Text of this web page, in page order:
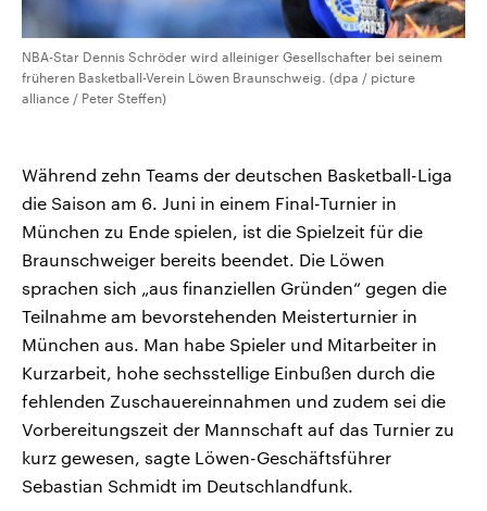
NBA-Star Dennis Schröder wird alleiniger Gesellschafter bei seinem
früheren Basketball-Verein Löwen Braunschweig. (dpa / picture
alliance / Peter Steffen)
Während zehn Teams der deutschen Basketball-Liga
die Saison am 6. Juni in einem Final-Turnier in
München zu Ende spielen, ist die Spielzeit für die
Braunschweiger bereits beendet. Die Löwen
sprachen sich „aus finanziellen Gründen“ gegen die
Teilnahme am bevorstehenden Meisterturnier in
München aus. Man habe Spieler und Mitarbeiter in
Kurzarbeit, hohe sechsstellige Einbußen durch die
fehlenden Zuschauereinnahmen und zudem sei die
Vorbereitungszeit der Mannschaft auf das Turnier zu
kurz gewesen, sagte Löwen-Geschäftsführer
Sebastian Schmidt im Deutschlandfunk.